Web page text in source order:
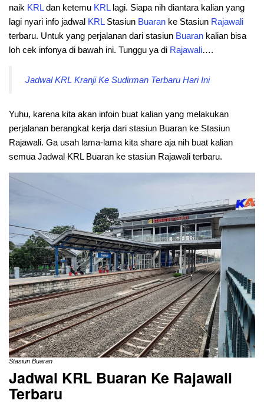
naik KRLdan ketemu KRLlagi. Siapa nih diantara kalian yang
lagi nyari info jadwal KRLStasiun Buaran ke Stasiun Rajawali
terbaru. Untuk yang perjalanan dari stasiun Buaran kalian bisa
loh cek infonya di bawah ini. Tunggu ya di Rajawali….
Jadwal KRL Kranji Ke Sudirman Terbaru Hari Ini
Yuhu, karena kita akan infoin buat kalian yang melakukan
perjalanan berangkat kerja dari stasiun Buaran ke Stasiun
Rajawali. Ga usah lama-lama kita share aja nih buat kalian
semua Jadwal KRL Buaran ke stasiun Rajawali terbaru.
Stasiun Buaran
Jadwal KRL Buaran Ke Rajawali
Terbaru